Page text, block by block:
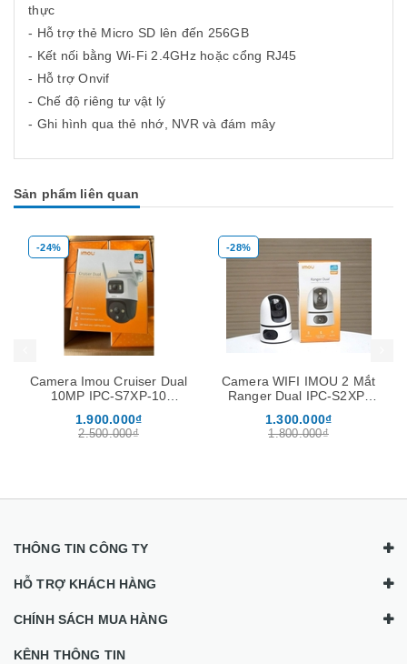
thực
- Hỗ trợ thẻ Micro SD lên đến 256GB
- Kết nối bằng Wi-Fi 2.4GHz hoặc cổng RJ45
- Hỗ trợ Onvif
- Chế độ riêng tư vật lý
- Ghi hình qua thẻ nhớ, NVR và đám mây
Sản phẩm liên quan
Imou Cruiser Dual
IPC-S7XP-10
1.900.000₫
2.500.000₫
Camera WIFI IMOU 2 Mắt
Ranger Dual IPC-S2XP-
độ, Đàm Thoại 2 Chiều
1.300.000₫
1.800.000₫
DAHUA
Mua hàng Mua hàng
THÔNG TIN CÔNG TY
HỖ TRỢ KHÁCH HÀNG
CHÍNH SÁCH MUA HÀNG
KÊNH THÔNG TIN